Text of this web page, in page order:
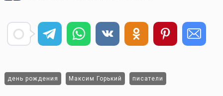
день рождения Максим Горький писатели